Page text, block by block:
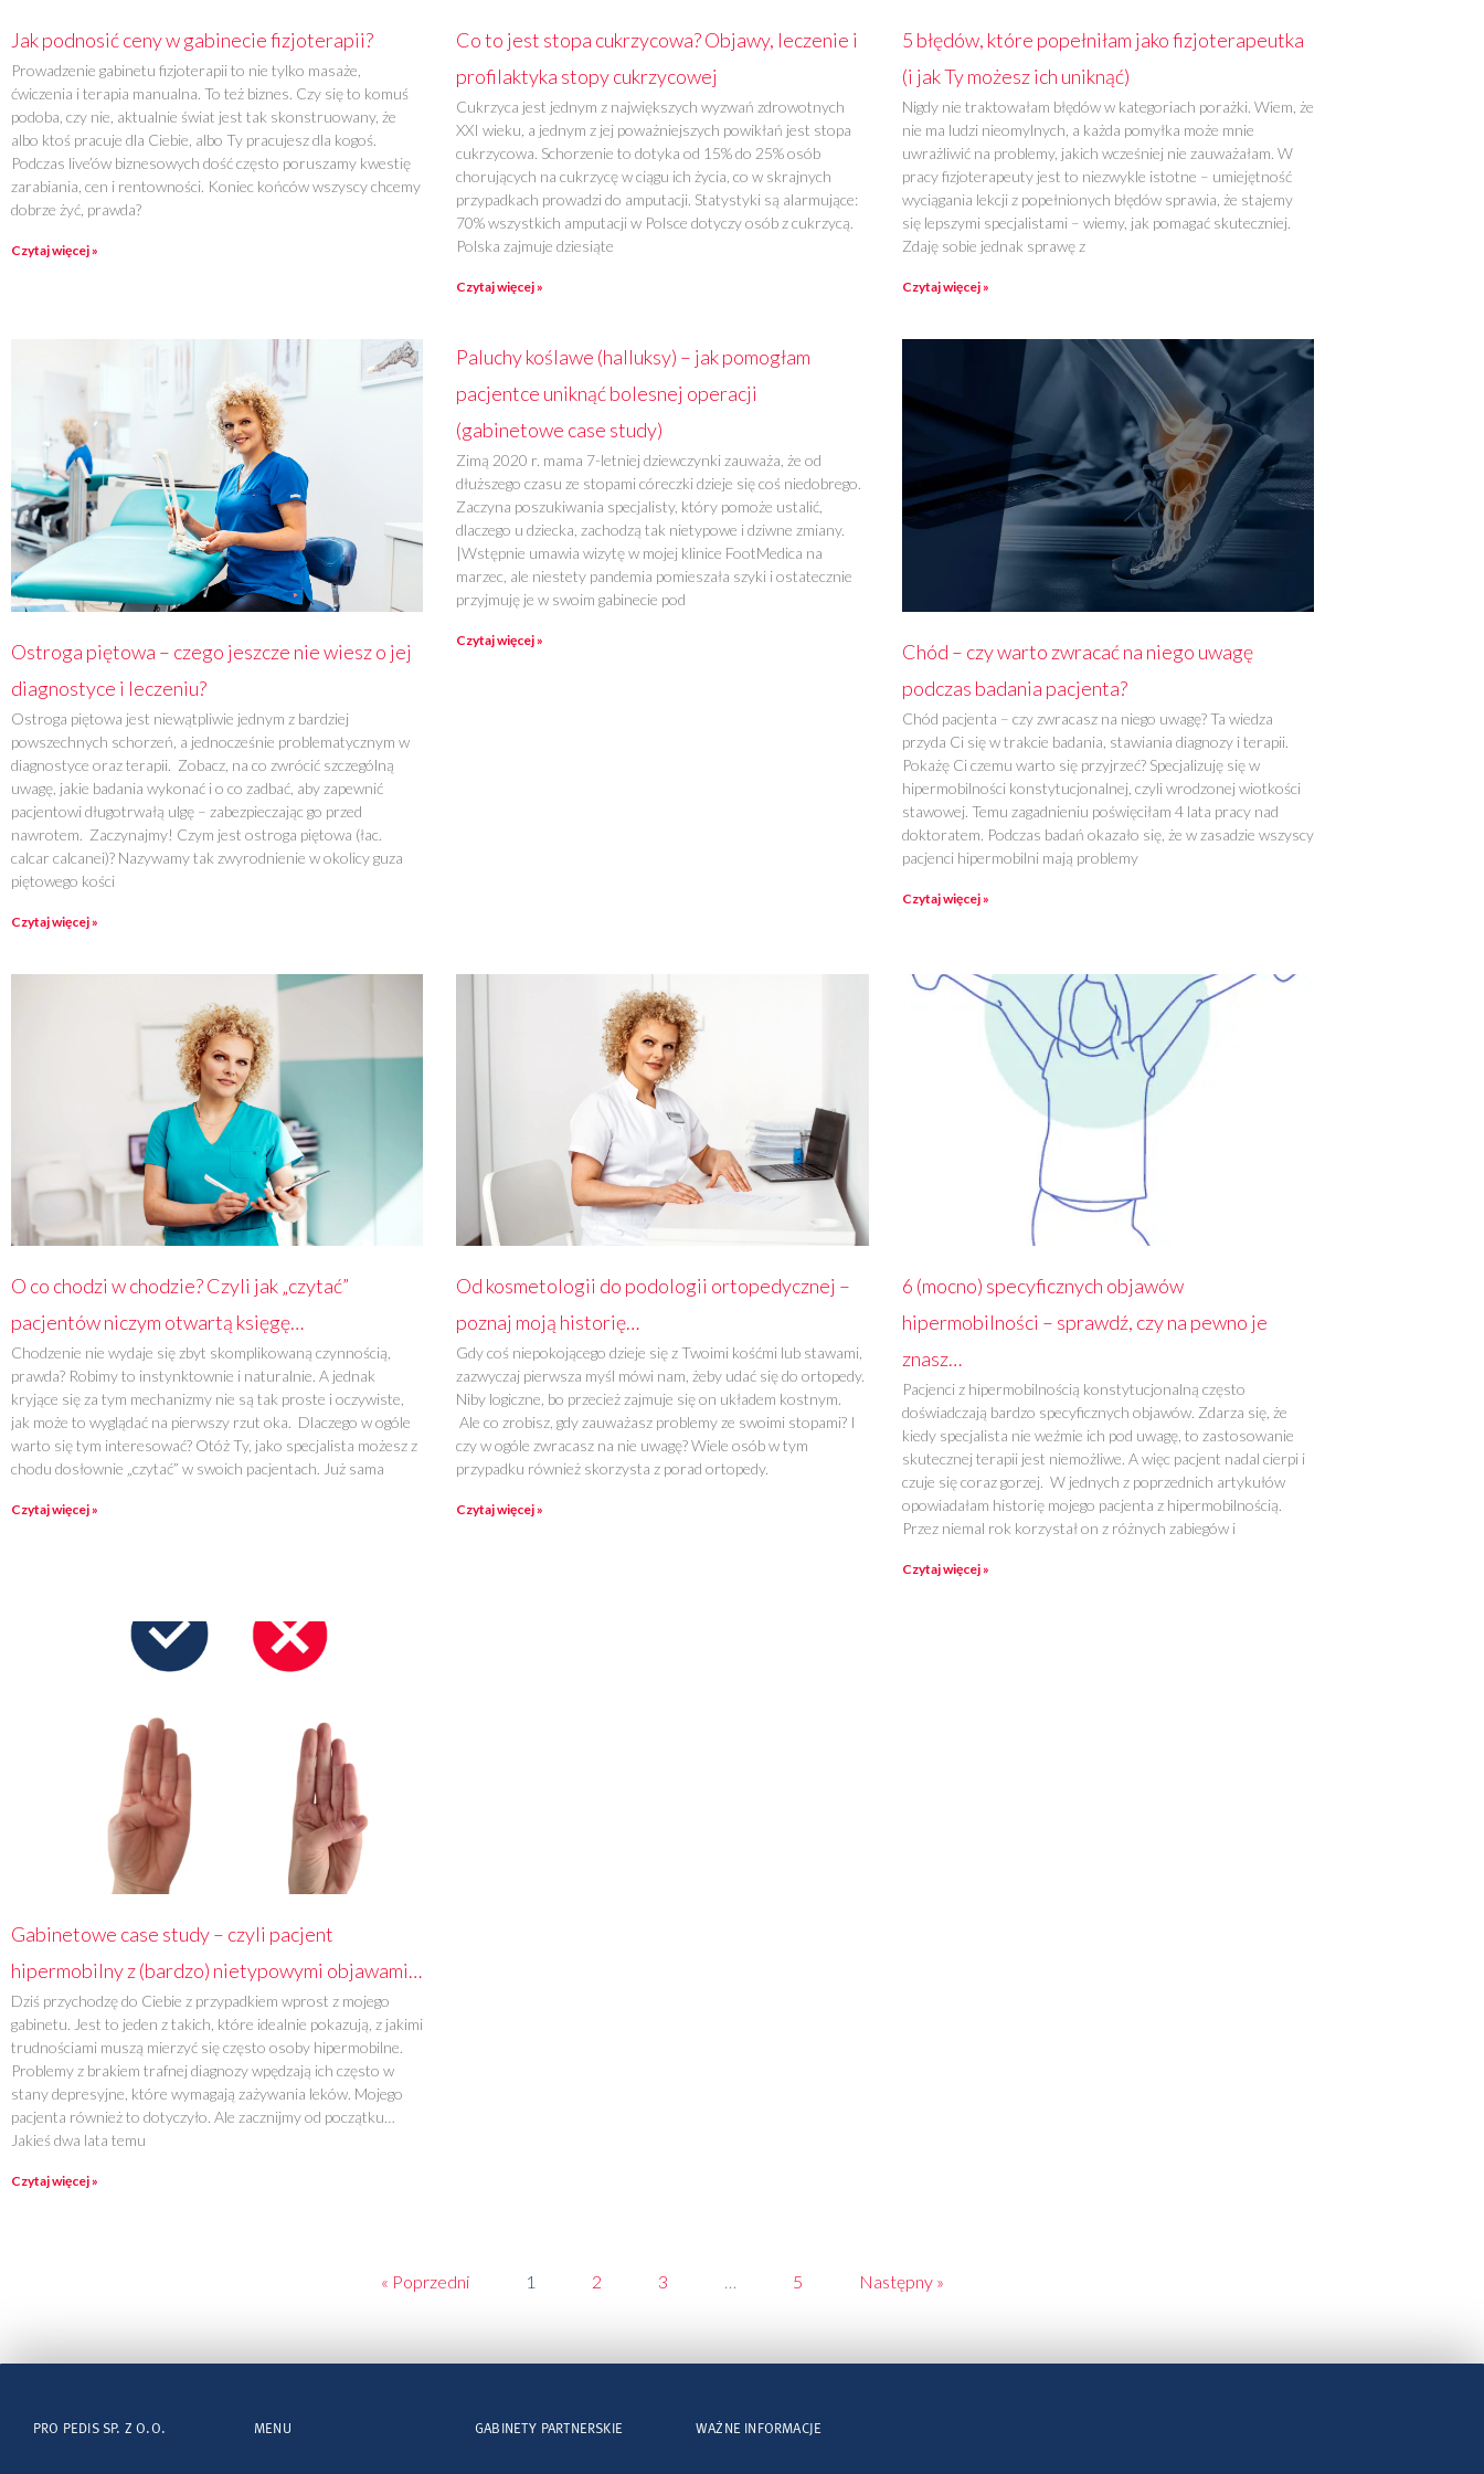
Jak podnosić ceny w gabinecie fizjoterapii?
Prowadzenie gabinetu fizjoterapii to nie tylko masaże,
ćwiczenia i terapia manualna. To też biznes. Czy się to komuś
podoba, czy nie, aktualnie świat jest tak skonstruowany, że
albo ktoś pracuje dla Ciebie, albo Ty pracujesz dla kogoś.
Podczas live’ów biznesowych dość często poruszamy kwestię
zarabiania, cen i rentowności. Koniec końców wszyscy chcemy
dobrze żyć, prawda?
Czytaj więcej »
Co to jest stopa cukrzycowa? Objawy, leczenie i
profilaktyka stopy cukrzycowej
Cukrzyca jest jednym z największych wyzwań zdrowotnych
XXI wieku, a jednym z jej poważniejszych powikłań jest stopa
cukrzycowa. Schorzenie to dotyka od 15% do 25% osób
chorujących na cukrzycę w ciągu ich życia, co w skrajnych
przypadkach prowadzi do amputacji. Statystyki są alarmujące:
70% wszystkich amputacji w Polsce dotyczy osób z cukrzycą.
Polska zajmuje dziesiąte
Czytaj więcej »
5 błędów, które popełniłam jako fizjoterapeutka
(i jak Ty możesz ich uniknąć)
Nigdy nie traktowałam błędów w kategoriach porażki. Wiem, że
nie ma ludzi nieomylnych, a każda pomyłka może mnie
uwrażliwić na problemy, jakich wcześniej nie zauważałam. W
pracy fizjoterapeuty jest to niezwykle istotne – umiejętność
wyciągania lekcji z popełnionych błędów sprawia, że stajemy
się lepszymi specjalistami – wiemy, jak pomagać skuteczniej.
Zdaję sobie jednak sprawę z
Czytaj więcej »
Ostroga piętowa – czego jeszcze nie wiesz o jej
diagnostyce i leczeniu?
Ostroga piętowa jest niewątpliwie jednym z bardziej
powszechnych schorzeń, a jednocześnie problematycznym w
diagnostyce oraz terapii. Zobacz, na co zwrócić szczególną
uwagę, jakie badania wykonać i o co zadbać, aby zapewnić
pacjentowi długotrwałą ulgę – zabezpieczając go przed
nawrotem. Zaczynajmy! Czym jest ostroga piętowa (łac.
calcar calcanei)? Nazywamy tak zwyrodnienie w okolicy guza
piętowego kości
Czytaj więcej »
Paluchy koślawe (halluksy) – jak pomogłam
pacjentce uniknąć bolesnej operacji
(gabinetowe case study)
Zimą 2020 r. mama 7-letniej dziewczynki zauważa, że od
dłuższego czasu ze stopami córeczki dzieje się coś niedobrego.
Zaczyna poszukiwania specjalisty, który pomoże ustalić,
dlaczego u dziecka, zachodzą tak nietypowe i dziwne zmiany.
|Wstępnie umawia wizytę w mojej klinice FootMedica na
marzec, ale niestety pandemia pomieszała szyki i ostatecznie
przyjmuję je w swoim gabinecie pod
Czytaj więcej »
Chód – czy warto zwracać na niego uwagę
podczas badania pacjenta?
Chód pacjenta – czy zwracasz na niego uwagę? Ta wiedza
przyda Ci się w trakcie badania, stawiania diagnozy i terapii.
Pokażę Ci czemu warto się przyjrzeć? Specjalizuję się w
hipermobilności konstytucjonalnej, czyli wrodzonej wiotkości
stawowej. Temu zagadnieniu poświęciłam 4 lata pracy nad
doktoratem. Podczas badań okazało się, że w zasadzie wszyscy
pacjenci hipermobilni mają problemy
Czytaj więcej »
O co chodzi w chodzie? Czyli jak „czytać”
pacjentów niczym otwartą księgę…
Chodzenie nie wydaje się zbyt skomplikowaną czynnością,
prawda? Robimy to instynktownie i naturalnie. A jednak
kryjące się za tym mechanizmy nie są tak proste i oczywiste,
jak może to wyglądać na pierwszy rzut oka. Dlaczego w ogóle
warto się tym interesować? Otóż Ty, jako specjalista możesz z
chodu dosłownie „czytać” w swoich pacjentach. Już sama
Czytaj więcej »
Od kosmetologii do podologii ortopedycznej –
poznaj moją historię…
Gdy coś niepokojącego dzieje się z Twoimi kośćmi lub stawami,
zazwyczaj pierwsza myśl mówi nam, żeby udać się do ortopedy.
Niby logiczne, bo przecież zajmuje się on układem kostnym.
Ale co zrobisz, gdy zauważasz problemy ze swoimi stopami? I
czy w ogóle zwracasz na nie uwagę? Wiele osób w tym
przypadku również skorzysta z porad ortopedy.
Czytaj więcej »
6 (mocno) specyficznych objawów
hipermobilności – sprawdź, czy na pewno je
znasz…
Pacjenci z hipermobilnością konstytucjonalną często
doświadczają bardzo specyficznych objawów. Zdarza się, że
kiedy specjalista nie weźmie ich pod uwagę, to zastosowanie
skutecznej terapii jest niemożliwe. A więc pacjent nadal cierpi i
czuje się coraz gorzej. W jednych z poprzednich artykułów
opowiadałam historię mojego pacjenta z hipermobilnością.
Przez niemal rok korzystał on z różnych zabiegów i
Czytaj więcej »
Gabinetowe case study – czyli pacjent
hipermobilny z (bardzo) nietypowymi objawami…
Dziś przychodzę do Ciebie z przypadkiem wprost z mojego
gabinetu. Jest to jeden z takich, które idealnie pokazują, z jakimi
trudnościami muszą mierzyć się często osoby hipermobilne.
Problemy z brakiem trafnej diagnozy wpędzają ich często w
stany depresyjne, które wymagają zażywania leków. Mojego
pacjenta również to dotyczyło. Ale zacznijmy od początku…
Jakieś dwa lata temu
Czytaj więcej »
« Poprzedni 1 2 3 5 Następny »
PRO PEDIS SP. Z O.O. MENU GABINETY PARTNERSKIE WAŻNE INFORMACJE